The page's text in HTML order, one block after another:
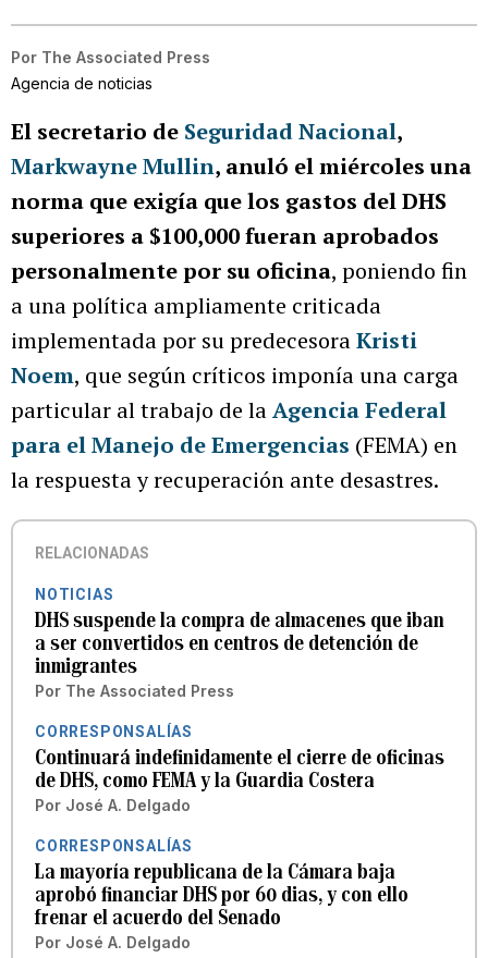
Por The Associated Press
Agencia de noticias
El secretario de Seguridad Nacional,
Markwayne Mullin, anuló el miércoles una
norma que exigía que los gastos del DHS
superiores a $100,000 fueran aprobados
personalmente por su oficina, poniendo fin
a una política ampliamente criticada
implementada por su predecesoraKristi
Noem, que según críticos imponía una carga
particular al trabajo de laAgencia Federal
para el Manejo de Emergencias (FEMA) en
la respuesta y recuperación ante desastres.
RELACIONADAS
NOTICIAS
DHS suspende la compra de almacenes que iban
a ser convertidos en centros de detención de
inmigrantes
Por The Associated Press
CORRESPONSALÍAS
Continuará indefinidamente el cierre de oficinas
de DHS, como FEMA y la Guardia Costera
Por José A. Delgado
CORRESPONSALÍAS
La mayoría republicana de la Cámara baja
aprobó financiar DHS por 60 dias, y con ello
frenar el acuerdo del Senado
Por José A. Delgado